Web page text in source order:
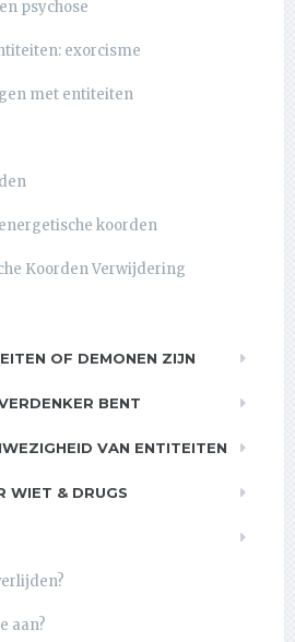
psychose
exorcisme
met entiteiten
koorden
Koorden Verwijdering
OF DEMONEN ZIJN
BENT
VAN ENTITEITEN
WIET & DRUGS
aan?